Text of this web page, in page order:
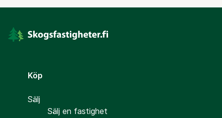
Köp
Sälj
Sälj en fastighet